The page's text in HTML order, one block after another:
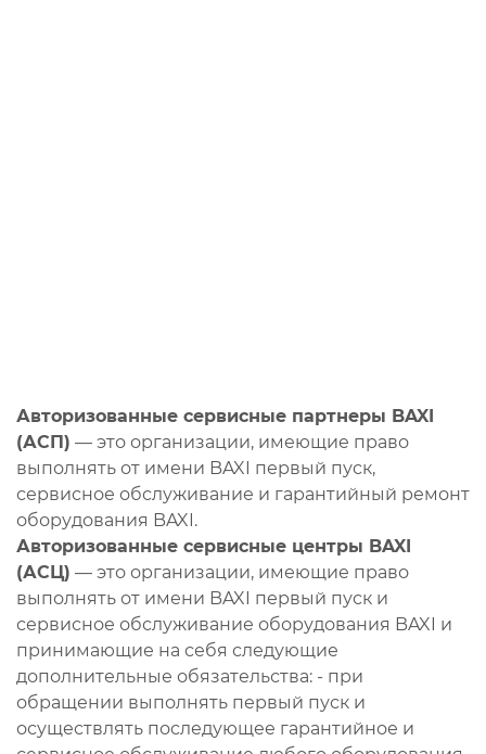
Авторизованные сервисные партнеры BAXI
(АСП) — это организации, имеющие право
выполнять от имени BAXI первый пуск,
сервисное обслуживание и гарантийный ремонт
оборудования BAXI.
Авторизованные сервисные центры BAXI
(АСЦ) — это организации, имеющие право
выполнять от имени BAXI первый пуск и
сервисное обслуживание оборудования BAXI и
принимающие на себя следующие
дополнительные обязательства: - при
обращении выполнять первый пуск и
осуществлять последующее гарантийное и